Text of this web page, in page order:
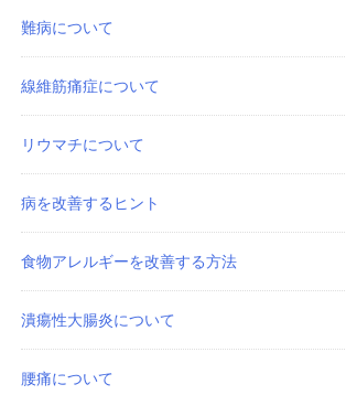
難病について
線維筋痛症について
リウマチについて
病を改善するヒント
食物アレルギーを改善する方法
潰瘍性大腸炎について
腰痛について